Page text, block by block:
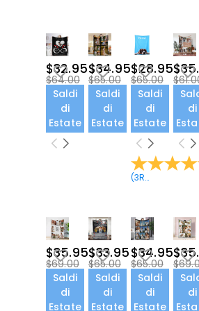
$32.95
$64.00
Saldi
di
Estate
$34.95
$65.00
Saldi
di
Estate
$28.95
$65.00
Saldi
di
Estate
(3Recensioni
di
$35.95
$69.00
Saldi
di
Estate
$33.95
$65.00
Saldi
di
Estate
$34.95
$65.00
Saldi
di
Estate
di